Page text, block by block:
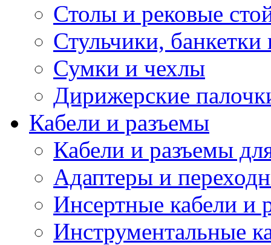
Столы и рековые
Стульчики, банкетки
Сумки и чехлы
Дирижерские
Кабели и разъемы
Кабели и разъемы
Адаптеры и
Инсертные кабели и
Инструментальные